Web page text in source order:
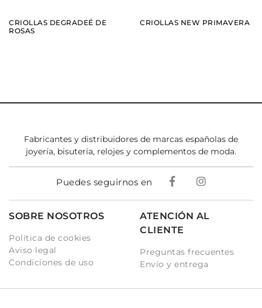
CRIOLLAS DEGRADEÉ DE
ROSAS
CRIOLLAS NEW PRIMAVERA
Fabricantes y distribuidores de marcas españolas de
joyería, bisutería, relojes y complementos de moda.
Puedes seguirnos en
SOBRE NOSOTROS
Política de cookies
Aviso legal
Condiciones de uso
ATENCIÓN AL
CLIENTE
Preguntas frecuentes
Envío y entrega